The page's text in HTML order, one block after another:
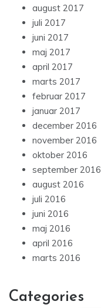
august 2017
juli 2017
juni 2017
maj 2017
april 2017
marts 2017
februar 2017
januar 2017
december 2016
november 2016
oktober 2016
september 2016
august 2016
juli 2016
juni 2016
maj 2016
april 2016
marts 2016
Categories